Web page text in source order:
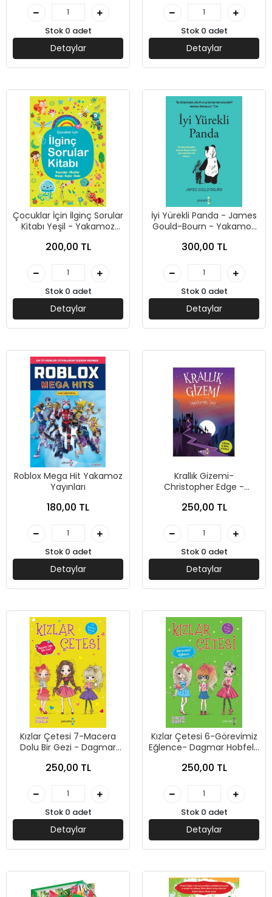
Stok 0 adet
Detaylar
Stok 0 adet
Detaylar
Çocuklar İçin İlginç Sorular
Kitabı Yeşil - Yakamoz
200,00 TL
Stok 0 adet
Detaylar
İyi Yürekli Panda - James
Gould-Bourn - Yakamoz
300,00 TL
Stok 0 adet
Detaylar
Roblox Mega Hit Yakamoz
Yayınları
180,00 TL
Stok 0 adet
Detaylar
Krallık Gizemi-
Christopher Edge -
250,00 TL
Stok 0 adet
Detaylar
Kızlar Çetesi 7-Macera
Dolu Bir Gezi - Dagmar
Yayınları
250,00 TL
Stok 0 adet
Detaylar
Kızlar Çetesi 6-Görevimiz
Eğlence- Dagmar Hobfeld
250,00 TL
Stok 0 adet
Detaylar